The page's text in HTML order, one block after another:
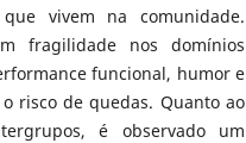
vivem na comunidade.
fragilidade nos domínios
funcional, humor e
risco de quedas. Quanto ao
é observado um